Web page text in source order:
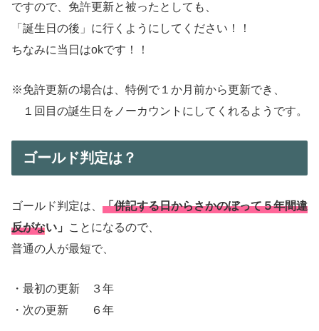
ですので、免許更新と被ったとしても、
「誕生日の後」に行くようにしてください！！
ちなみに当日はokです！！
※免許更新の場合は、特例で１か月前から更新でき、
１回目の誕生日をノーカウントにしてくれるようです。
ゴールド判定は？
ゴールド判定は、 「併記する日からさかのぼって５年間違
反がない」
ことになるので、
普通の人が最短で、
・最初の更新 ３年
・次の更新 ６年